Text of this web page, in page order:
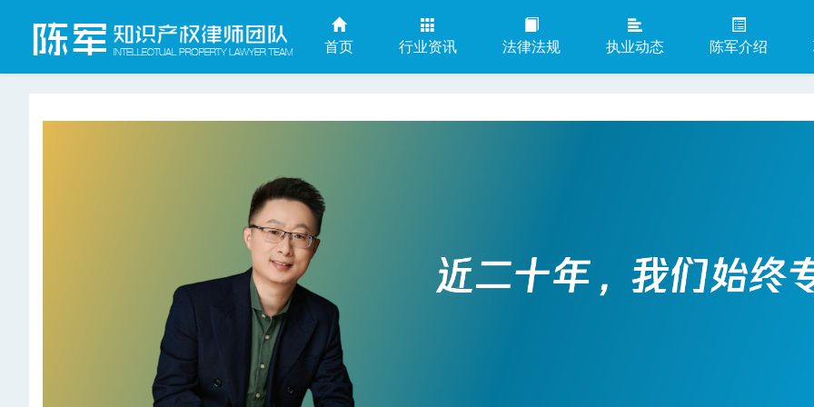
首页 行业资讯 法律法规 执业动态 陈军介绍